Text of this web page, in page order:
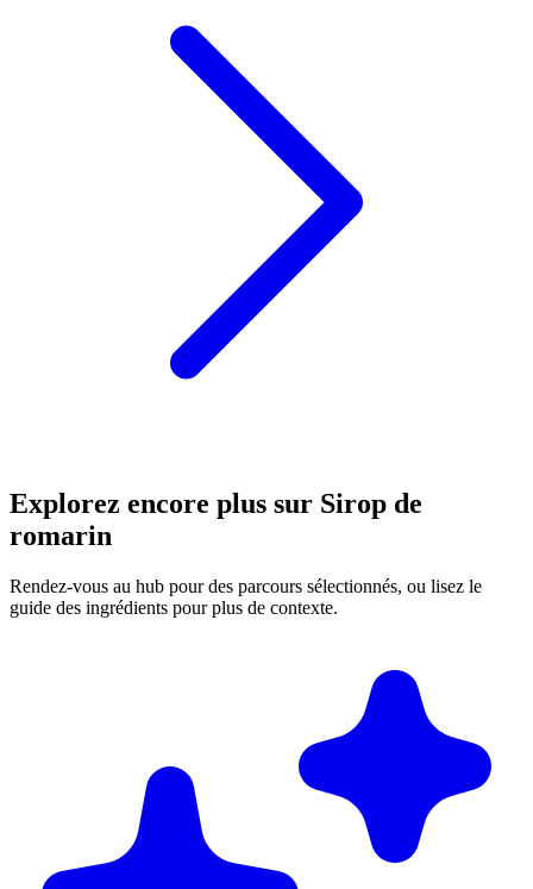
Explorez encore plus sur Sirop de
romarin
Rendez-vous au hub pour des parcours sélectionnés, ou lisez le
guide des ingrédients pour plus de contexte.